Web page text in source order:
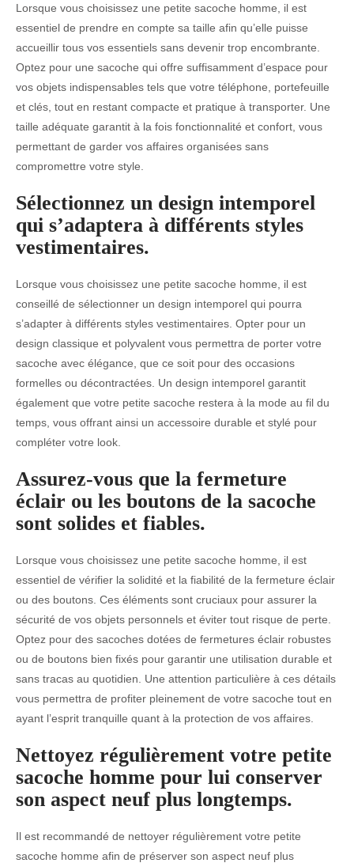
Lorsque vous choisissez une petite sacoche homme, il est
essentiel de prendre en compte sa taille afin qu’elle puisse
accueillir tous vos essentiels sans devenir trop encombrante.
Optez pour une sacoche qui offre suffisamment d’espace pour
vos objets indispensables tels que votre téléphone, portefeuille
et clés, tout en restant compacte et pratique à transporter. Une
taille adéquate garantit à la fois fonctionnalité et confort, vous
permettant de garder vos affaires organisées sans
compromettre votre style.
Sélectionnez un design intemporel
qui s’adaptera à différents styles
vestimentaires.
Lorsque vous choisissez une petite sacoche homme, il est
conseillé de sélectionner un design intemporel qui pourra
s’adapter à différents styles vestimentaires. Opter pour un
design classique et polyvalent vous permettra de porter votre
sacoche avec élégance, que ce soit pour des occasions
formelles ou décontractées. Un design intemporel garantit
également que votre petite sacoche restera à la mode au fil du
temps, vous offrant ainsi un accessoire durable et stylé pour
compléter votre look.
Assurez-vous que la fermeture
éclair ou les boutons de la sacoche
sont solides et fiables.
Lorsque vous choisissez une petite sacoche homme, il est
essentiel de vérifier la solidité et la fiabilité de la fermeture éclair
ou des boutons. Ces éléments sont cruciaux pour assurer la
sécurité de vos objets personnels et éviter tout risque de perte.
Optez pour des sacoches dotées de fermetures éclair robustes
ou de boutons bien fixés pour garantir une utilisation durable et
sans tracas au quotidien. Une attention particulière à ces détails
vous permettra de profiter pleinement de votre sacoche tout en
ayant l’esprit tranquille quant à la protection de vos affaires.
Nettoyez régulièrement votre petite
sacoche homme pour lui conserver
son aspect neuf plus longtemps.
Il est recommandé de nettoyer régulièrement votre petite
sacoche homme afin de préserver son aspect neuf plus